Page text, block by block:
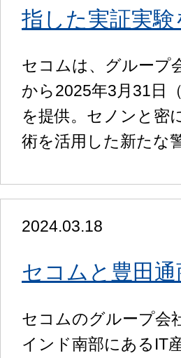
指した実証実験
セコムは、グループ
から2025年3月31日
を提供。セノンと密
術を活用した新たな
2024.03.18
セコムと豊田
セコムのグループ会
インド南部にあるIT